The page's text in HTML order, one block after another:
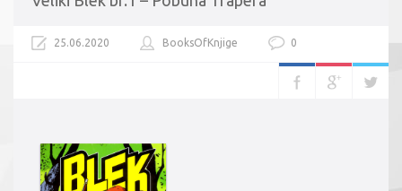
25.06.2020 BooksOfKnjige 0